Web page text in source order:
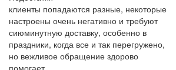
клиенты попадаются разные, некоторые
настроены очень негативно и требуют
сиюминутную доставку, особенно в
праздники, когда все и так перегружено,
но вежливое обращение здорово
помогает.